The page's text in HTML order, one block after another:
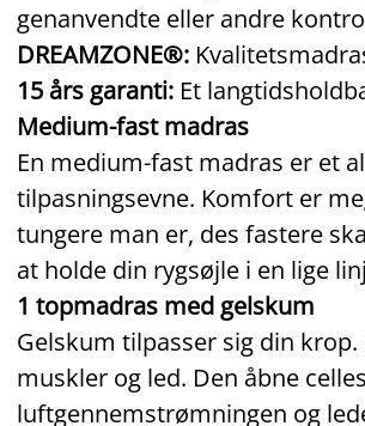
genanvendte eller andre
DREAMZONE®:
15 års garanti: Et
Medium-fast madras
En medium-fast madras er et
tilpasningsevne. Komfort er
tungere man er, des fastere
at holde din rygsøjle i en lige
1 topmadras med gelskum
Gelskum tilpasser sig din
muskler og led. Den åbne
luftgennemstrømningen og